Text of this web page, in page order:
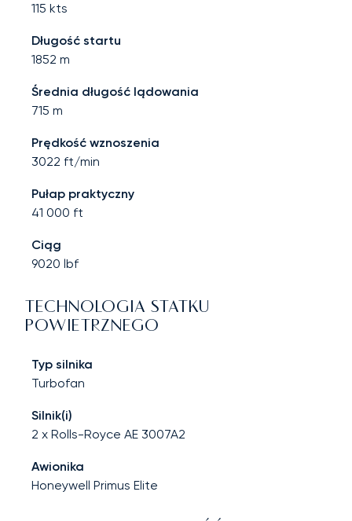
115 kts
Długość startu
1852 m
Średnia długość lądowania
715 m
Prędkość wznoszenia
3022 ft/min
Pułap praktyczny
41 000 ft
Ciąg
9020 lbf
TECHNOLOGIA STATKU
POWIETRZNEGO
Typ silnika
Turbofan
Silnik(i)
2 x Rolls-Royce AE 3007A2
Awionika
Honeywell Primus Elite